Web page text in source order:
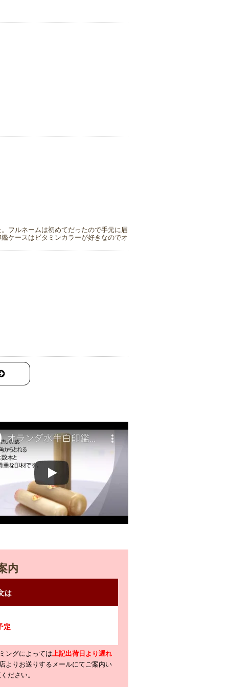
フルネームは初めてだったので手元に届
ケースはビタミンカラーが好きなのでオ
内
ングによっては 上記出荷日より遅れ
よりお送りするメールにてご案内い
ださい。